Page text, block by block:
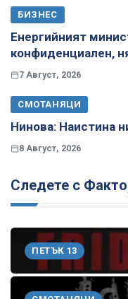
БИЗНЕС
Енергийният
конфиденциален,
7 Август, 2026
СМОТАНЯЦИ
Нинова: Наистина
8 Август, 2026
Следете с
ПЕТЪК 13